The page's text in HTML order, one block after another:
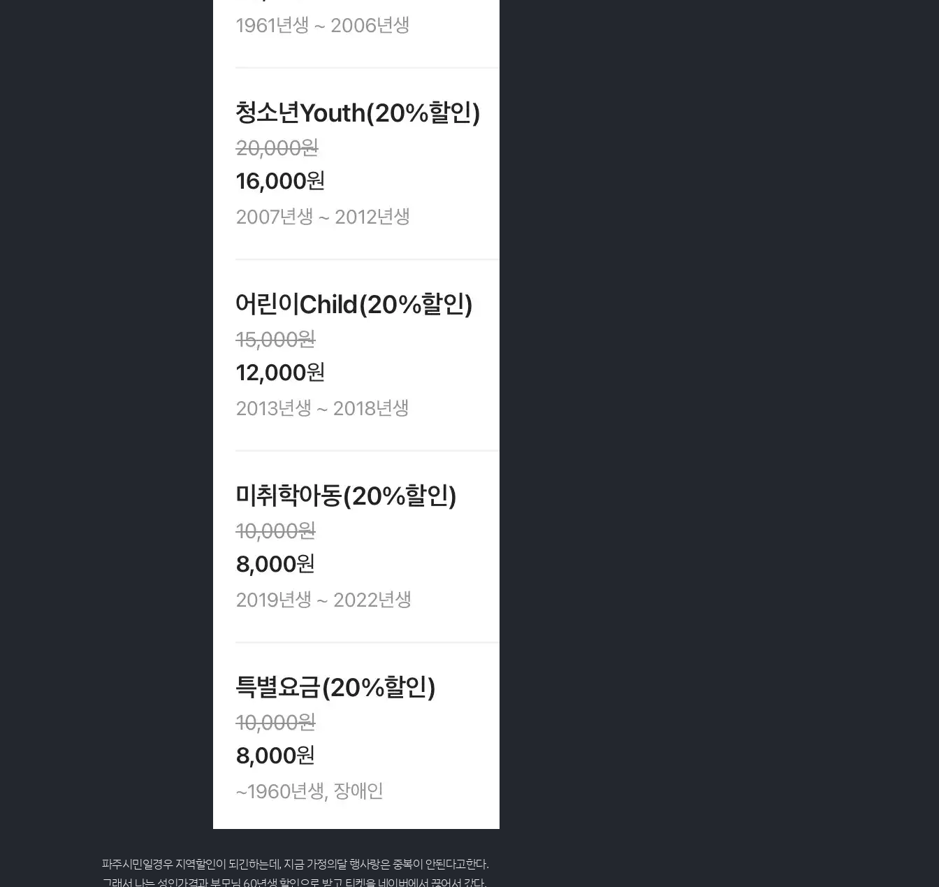
파주시민일경우 지역할인이 되긴하는데, 지금 가정의달 행사랑은 중복이 안된다고한다.
그래서 나는 성인가격과 부모님 60년생 할인으로 받고 티켓을 네이버에서 끊어서 갔다.